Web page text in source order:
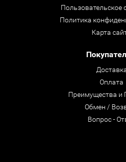
Пользовательское
Политика
Карта
Оплата
Преимущества и
Обмен /
Вопрос -